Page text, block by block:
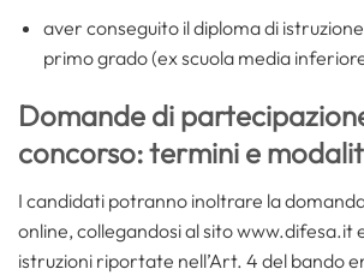
aver conseguito il diploma di
primo grado (ex scuola media
Domande di
concorso: termini e
I candidati potranno inoltrare la
online, collegandosi al sito www.difesa.it
istruzioni riportate nell’Art. 4 del bando